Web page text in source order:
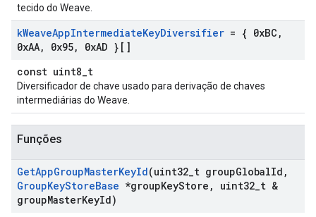
tecido do Weave.
kWeaveAppIntermediateKeyDiversifier = { 0xBC ,
0xAA, 0x95, 0xAD }[]
const uint8_t
Diversificador de chave usado para derivação de chaves
intermediárias do Weave.
Funções
GetAppGroupMasterKeyId(uint32 t groupGlobalId ,
GroupKeyStoreBase *groupKeyStore , uint32 t &
groupMasterKeyId)